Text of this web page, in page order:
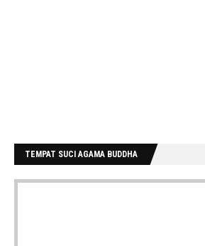
TEMPAT SUCI AGAMA BUDDHA